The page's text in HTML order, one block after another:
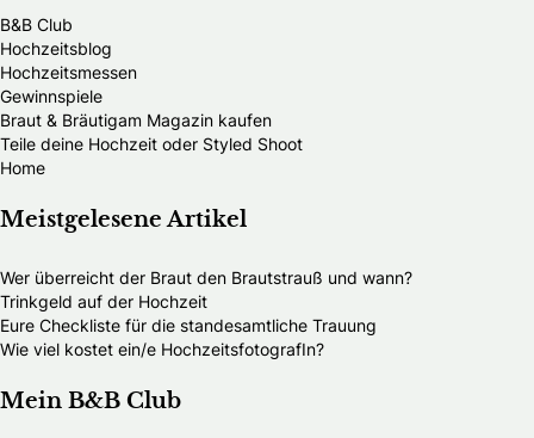
B&B Club
Hochzeitsblog
Hochzeitsmessen
Gewinnspiele
Braut & Bräutigam Magazin kaufen
Teile deine Hochzeit oder Styled Shoot
Home
Meistgelesene Artikel
Wer überreicht der Braut den Brautstrauß und wann?
Trinkgeld auf der Hochzeit
Eure Checkliste für die standesamtliche Trauung
Wie viel kostet ein/e HochzeitsfotografIn?
Mein B&B Club